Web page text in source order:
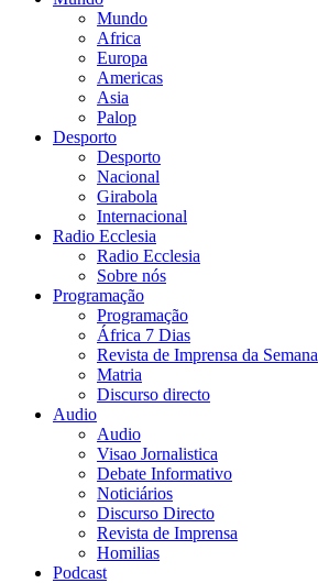
Mundo
Africa
Europa
Americas
Asia
Palop
Desporto
Desporto
Nacional
Girabola
Internacional
Radio Ecclesia
Radio Ecclesia
Sobre nós
Programação
Programação
África 7 Dias
Revista de Imprensa da Semana
Matria
Discurso directo
Audio
Audio
Visao Jornalistica
Debate Informativo
Noticiários
Discurso Directo
Revista de Imprensa
Homilias
Podcast